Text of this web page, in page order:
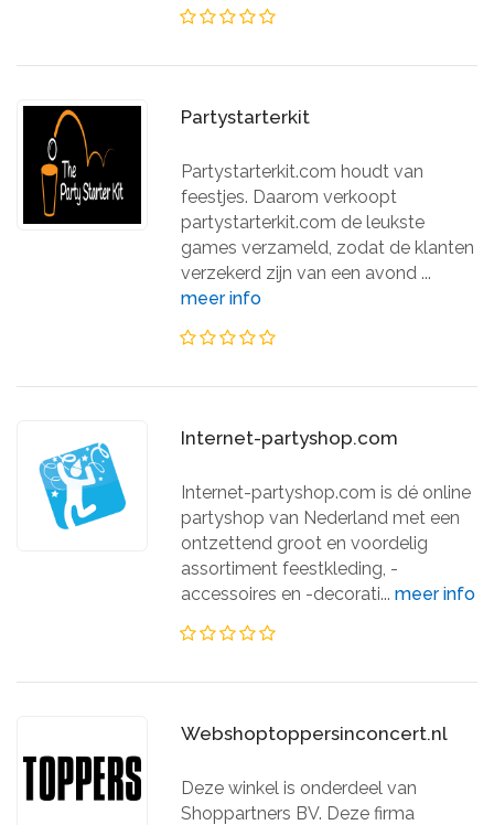
Partystarterkit
Partystarterkit.com houdt van
feestjes. Daarom verkoopt
partystarterkit.com de leukste
games verzameld, zodat de klanten
verzekerd zijn van een avond ...
meer info
Internet-partyshop.com
Internet-partyshop.com is dé online
partyshop van Nederland met een
ontzettend groot en voordelig
assortiment feestkleding, -
accessoires en -decorati...meer info
Webshoptoppersinconcert.nl
Deze winkel is onderdeel van
Shoppartners BV. Deze firma